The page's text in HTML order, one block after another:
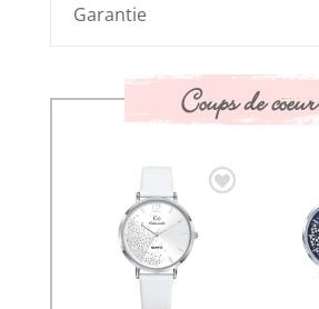
Garantie
Coups de coeur